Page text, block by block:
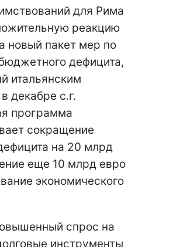
для Рима
реакцию
новый пакет мер по
дефицита,
итальянским
декабре с.г.
программа
сокращение
на 20 млрд
еще 10 млрд евро
экономического
спрос на
инструменты